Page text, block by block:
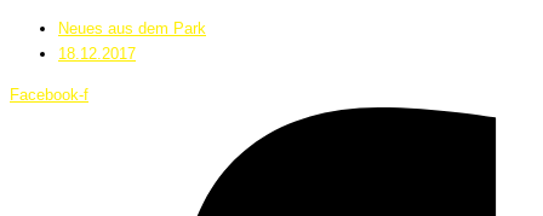
Neues aus dem Park
18.12.2017
Facebook-f